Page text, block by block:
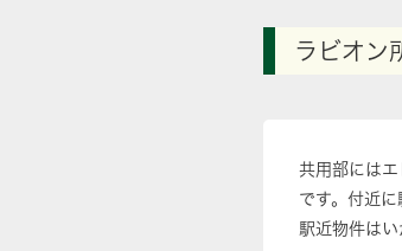
ラビオン
共用部には
です。付近
駅近物件は